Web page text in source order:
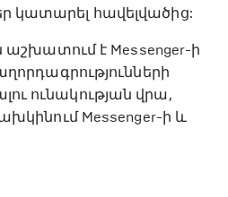
կատարել հավելվածից:
աշխատում է Messenger-ի
ունակության վրա,
Messenger-ի և